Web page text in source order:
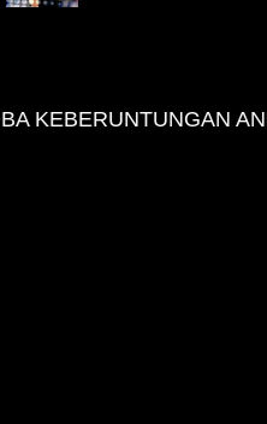
KEBERUNTUNGAN